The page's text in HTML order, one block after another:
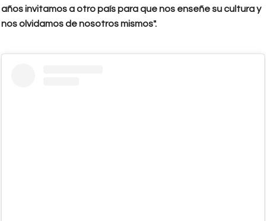
años invitamos a otro país para que nos enseñe su cultura y
nos olvidamos de nosotros mismos".